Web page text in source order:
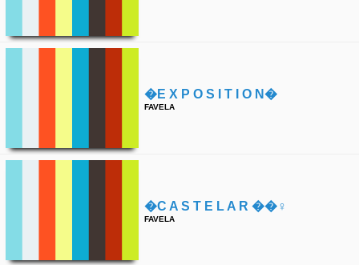
�e X P O S I T I O N�
FAVELA
�c A S T E L A R ��‍♀️
FAVELA